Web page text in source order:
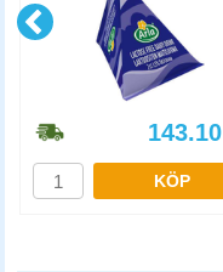
143.10
KÖP